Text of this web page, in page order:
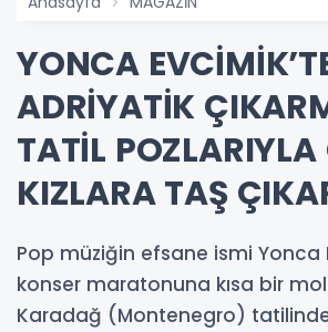
YONCA
ADRİYATİK
TATİL POZLARIYLA
KIZLARA TAŞ
Pop müziğin efsane ismi Yonca
konser maratonuna kısa bir
Karadağ (Montenegro)